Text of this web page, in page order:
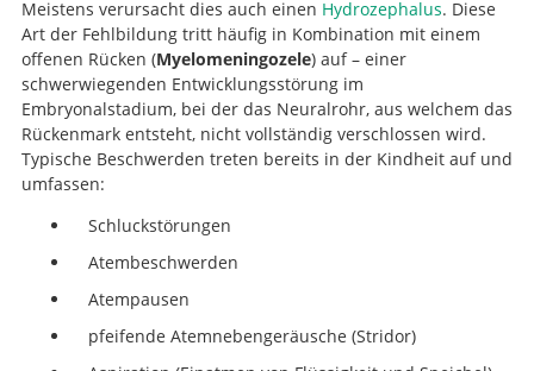
Meistens verursacht dies auch einen Hydrozephalus. Diese
Art der Fehlbildung tritt häufig in Kombination mit einem
offenen Rücken (Myelomeningozele) auf – einer
schwerwiegenden Entwicklungsstörung im
Embryonalstadium, bei der das Neuralrohr, aus welchem das
Rückenmark entsteht, nicht vollständig verschlossen wird.
Typische Beschwerden treten bereits in der Kindheit auf und
umfassen:
Schluckstörungen
Atembeschwerden
Atempausen
pfeifende Atemnebengeräusche (Stridor)